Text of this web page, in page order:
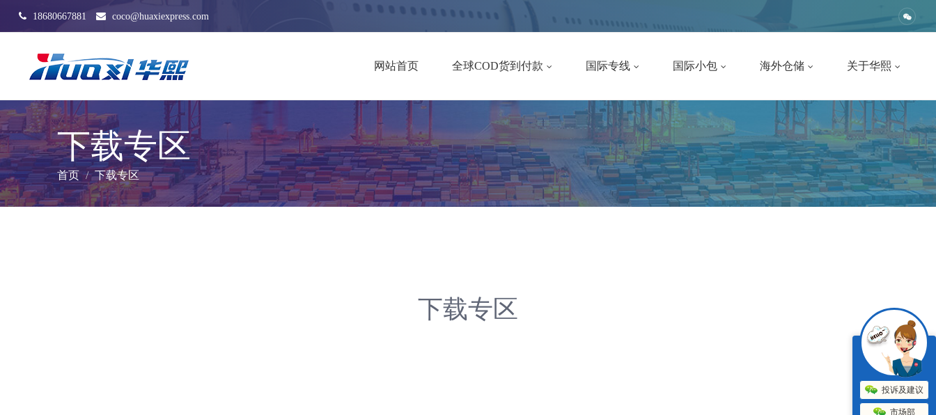
18680667881 coco@huaxiexpress.com
网站首页 全球COD货到付款
中东COD
台湾COD
日本COD
越南COD
国际专线
美国专线
欧洲专线
中东专线
东南亚专线
国际小包
EUB
日本邮政小包
加拿大邮政小包
澳洲专线小包
海外仓储
中东海外仓
欧洲海外仓
美国海外仓
日本海外仓
关于华熙
公司简介
联系我们
人才招聘
公司风采
下载专区
首页 下载专区
下载专区
投诉及建议
市场部